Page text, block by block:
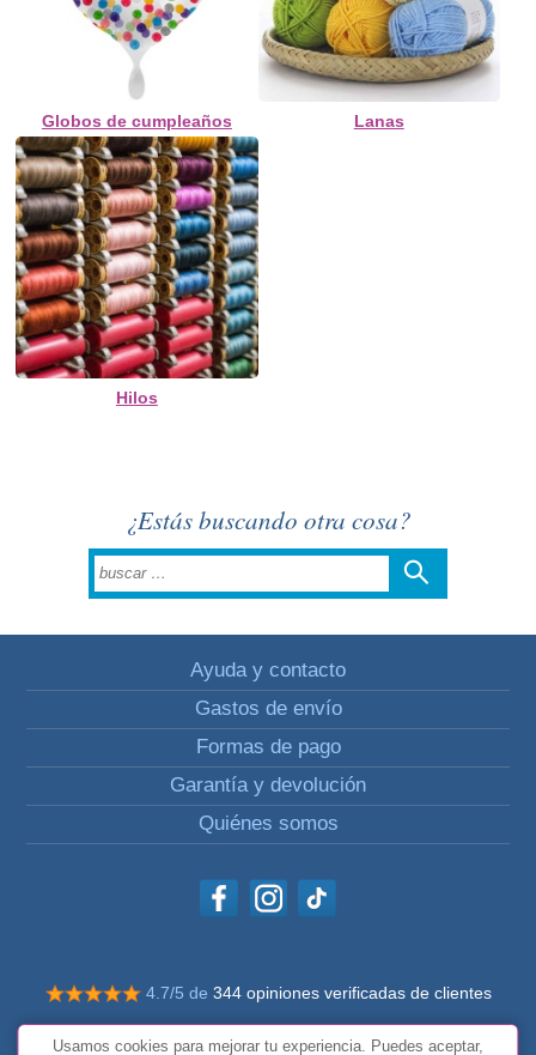
Globos de cumpleaños Lanas
Hilos
¿Estás buscando otra cosa?
Ayuda y contacto
Gastos de envío
Formas de pago
Garantía y devolución
Quiénes somos
4.7/5 de 344 opiniones verificadas de clientes
© Todos los derechos reservados Impulsivos
Usamos cookies para mejorar tu experiencia. Puedes aceptar,